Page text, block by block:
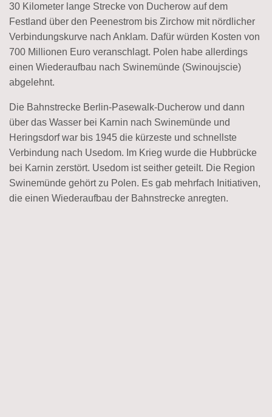
30 Kilometer lange Strecke von Ducherow auf dem
Festland über den Peenestrom bis Zirchow mit nördlicher
Verbindungskurve nach Anklam. Dafür würden Kosten von
700 Millionen Euro veranschlagt. Polen habe allerdings
einen Wiederaufbau nach Swinemünde (Swinoujscie)
abgelehnt.
Die Bahnstrecke Berlin-Pasewalk-Ducherow und dann
über das Wasser bei Karnin nach Swinemünde und
Heringsdorf war bis 1945 die kürzeste und schnellste
Verbindung nach Usedom. Im Krieg wurde die Hubbrücke
bei Karnin zerstört. Usedom ist seither geteilt. Die Region
Swinemünde gehört zu Polen. Es gab mehrfach Initiativen,
die einen Wiederaufbau der Bahnstrecke anregten.